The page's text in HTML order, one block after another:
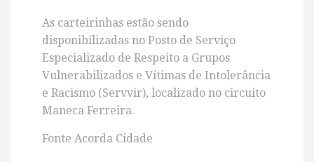
As carteirinhas estão sendo
disponibilizadas no Posto de Serviço
Especializado de Respeito a Grupos
Vulnerabilizados e Vítimas de Intolerância
e Racismo (Servvir), localizado no circuito
Maneca Ferreira.
Fonte Acorda Cidade